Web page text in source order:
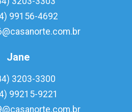
99156-4692
Jane
3203-3300
99215-9221